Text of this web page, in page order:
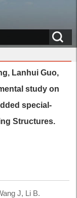
Lanhui Guo,
study on
special-
Structures.
J, Li B.